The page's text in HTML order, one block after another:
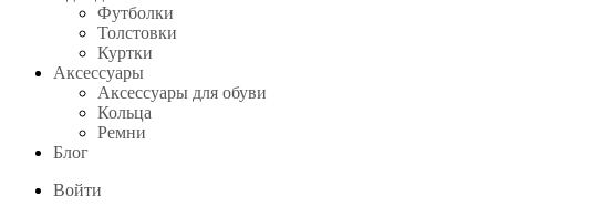
Футболки
Толстовки
Куртки
Аксессуары
Аксессуары для обуви
Кольца
Ремни
Блог
Войти